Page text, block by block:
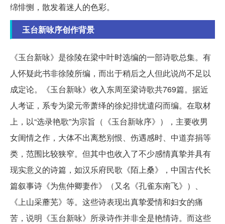
绵悱恻，散发着迷人的色彩。
玉台新咏序创作背景
《玉台新咏》是徐陵在梁中叶时选编的一部诗歌总集。有
人怀疑此书非徐陵所编，而出于稍后之人但此说尚不足以
成定论。《玉台新咏》收入东周至梁诗歌共769篇。据近
人考证，系专为梁元帝萧绎的徐妃排忧遣闷而编。在取材
上，以“选录艳歌”为宗旨（《玉台新咏序》），主要收男
女闺情之作，大体不出离愁别恨、伤遇感时、中道弃捐等
类，范围比较狭窄。但其中也收入了不少感情真挚并具有
现实意义的诗篇，如汉乐府民歌《陌上桑》，中国古代长
篇叙事诗《为焦仲卿妻作》（又名《孔雀东南飞》）、
《上山采蘼芜》等。这些诗表现出真挚爱情和妇女的痛
苦，说明《玉台新咏》所录诗作并非全是艳情诗。而这些